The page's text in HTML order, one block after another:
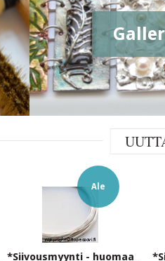
Ale
*Siivousmyynti - huomaa